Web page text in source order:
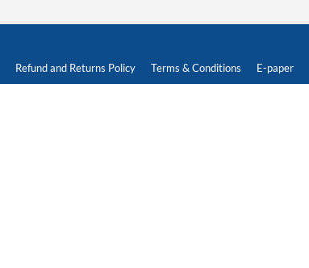
Refund and Returns Policy Terms & Conditions E-paper